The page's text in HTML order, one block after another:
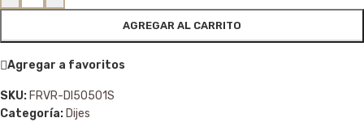
AGREGAR AL CARRITO
Agregar a favoritos
SKU: FRVR-DI50501S
Categoría: Dijes